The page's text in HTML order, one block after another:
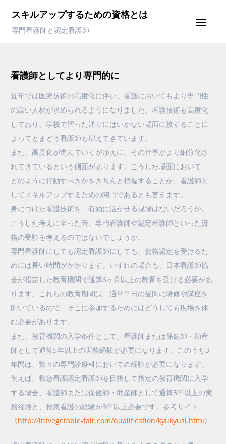
content
スキルアップするための資格とは
専門看護師と認定看護師
看護師としてより専門的に
近年では医療技術の高度化に伴い、看護においてもより専門性
の高い人材が求められるようになりました。看護技術も高度化
しており、学校で習った通りにはいかない場面に接することに
よってとまどう看護師も増えてきています。
また、高度化が進んでいくがゆえに、その仕事がより細分化さ
れてきているという側面があります。こうした場面において、
どのように行動すべきかをきちんと把握することが、看護師と
してスキルアップするための関門であるとも言えます。
身につけた看護技術を、有効に活かせる現場はないだろうか。
こうした考えに至った時、専門看護師や認定看護師といった資
格の受験を考えるのではないでしょうか。
専門看護師にしても認定看護師にしても、資格認定を受けるた
めには長い時間がかかります。いずれの場合も、日本看護師協
会が指定した教育機関で通算6ヶ月以上の教育を受ける必要があ
ります。これらの教育期間は、通常平日の昼間に研修や講座を
開いているので、そこに参加するためにはどうしても現場を休
む必要があります。
また、教育機関の入学条件として、看護師または保健師・助産
師として通算5年以上の実務経験が必要になります。このうち3
年間は、数々の専門診療科においての経験が必要になります。
例えば、救急看護認定看護師を目指して指定の教育機関に入学
する場合、看護師または保健師・助産師として通算5年以上の実
務経験と、救急看護の経験が3年以上必要です。参考サイト
《http://intvegetable-fair.com/qualification/kyukyusi.html》